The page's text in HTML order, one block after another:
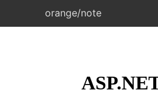
orange/note